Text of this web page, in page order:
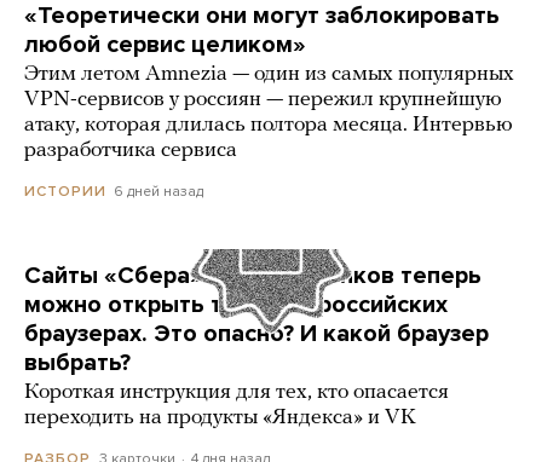
«Теоретически они могут заблокировать
любой сервис целиком»
Этим летом Amnezia — один из самых популярных
VPN-сервисов у россиян — пережил крупнейшую
атаку, которая длилась полтора месяца. Интервью
разработчика сервиса
ИСТОРИИ 6 дней назад
Сайты «Сбера» и других банков теперь
можно открыть только в российских
браузерах. Это опасно? И какой браузер
выбрать?
Короткая инструкция для тех, кто опасается
переходить на продукты «Яндекса» и VK
3 карточки 4 дня назад